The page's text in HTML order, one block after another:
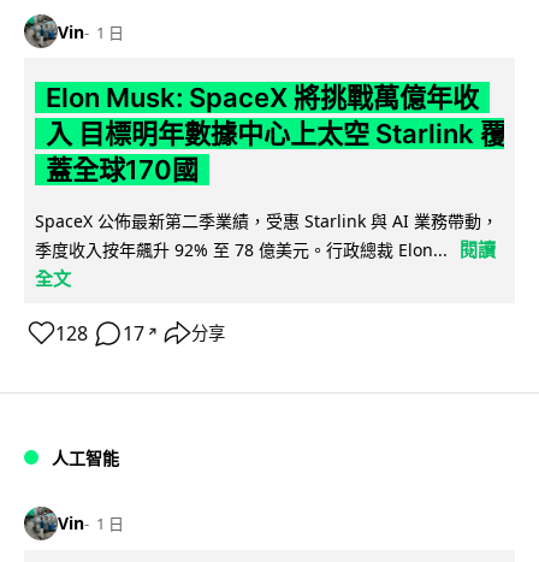
Vin 1 日
Elon Musk: SpaceX 將挑戰萬億年收
入 目標明年數據中心上太空 Starlink 覆
蓋全球170國
SpaceX 公佈最新第二季業績，受惠 Starlink 與 AI 業務帶動，
季度收入按年飆升 92% 至 78 億美元。行政總裁 Elon...
閱讀
全文
128 17 ↗ 分享
人工智能
Vin 1 日